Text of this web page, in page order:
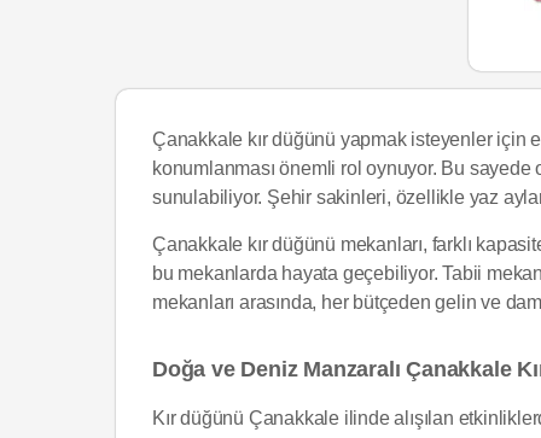
Çanakkale kır düğünü yapmak isteyenler için
konumlanması önemli rol oynuyor. Bu
sunulabiliyor. Şehir sakinleri, özellikle yaz
Çanakkale kır düğünü mekanları, farklı
bu mekanlarda hayata geçebiliyor. Tabii
mekanları arasında, her bütçeden gelin ve
Doğa ve Deniz Manzaralı Çanakkale
Kır düğünü Çanakkale ilinde alışılan